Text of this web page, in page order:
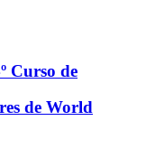
Curso de
de World